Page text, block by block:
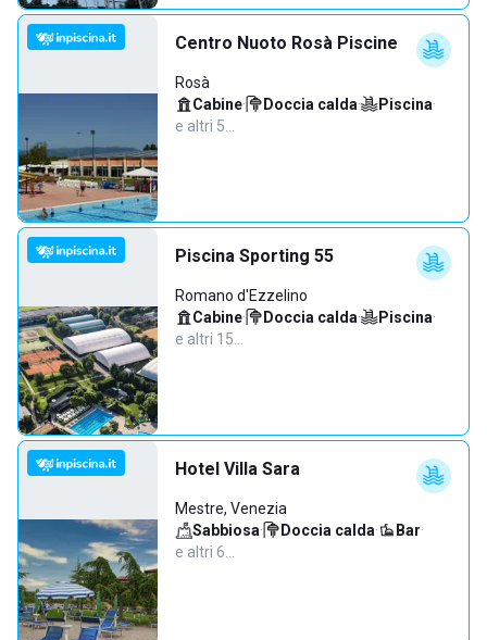
Centro Nuoto Rosà Piscine
Rosà
Cabine· Doccia calda· Piscina·
e altri 5…
Piscina Sporting 55
Romano d'Ezzelino
Cabine· Doccia calda· Piscina·
e altri 15…
Hotel Villa Sara
Mestre, Venezia
Sabbiosa· Doccia calda· Bar·
e altri 6…